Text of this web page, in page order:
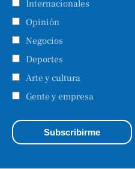
Internacionales
Opinión
Negocios
Deportes
Arte y cultura
Gente y empresa